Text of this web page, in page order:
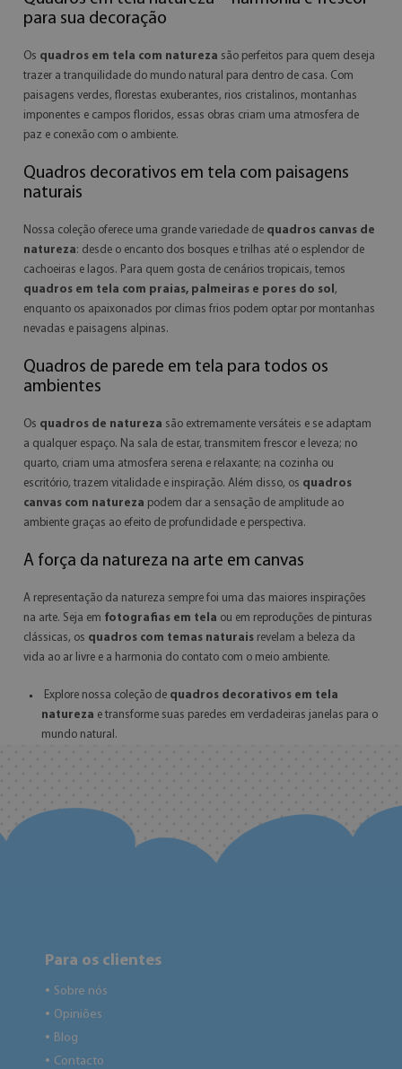
para sua decoração
Os quadros em tela com natureza são perfeitos para quem deseja
trazer a tranquilidade do mundo natural para dentro de casa. Com
paisagens verdes, florestas exuberantes, rios cristalinos, montanhas
imponentes e campos floridos, essas obras criam uma atmosfera de
paz e conexão com o ambiente.
Quadros decorativos em tela com paisagens
naturais
Nossa coleção oferece uma grande variedade de quadros canvas de
natureza: desde o encanto dos bosques e trilhas até o esplendor de
cachoeiras e lagos. Para quem gosta de cenários tropicais, temos
quadros em tela com praias, palmeiras e pores do sol ,
enquanto os apaixonados por climas frios podem optar por montanhas
nevadas e paisagens alpinas.
Quadros de parede em tela para todos os
ambientes
Os quadros de natureza são extremamente versáteis e se adaptam
a qualquer espaço. Na sala de estar, transmitem frescor e leveza; no
quarto, criam uma atmosfera serena e relaxante; na cozinha ou
escritório, trazem vitalidade e inspiração. Além disso, os quadros
canvas com natureza podem dar a sensação de amplitude ao
ambiente graças ao efeito de profundidade e perspectiva.
A força da natureza na arte em canvas
A representação da natureza sempre foi uma das maiores inspirações
na arte. Seja em fotografias em tela ou em reproduções de pinturas
clássicas, os quadros com temas naturais revelam a beleza da
vida ao ar livre e a harmonia do contato com o meio ambiente.
Explore nossa coleção de quadros decorativos em tela
natureza e transforme suas paredes em verdadeiras janelas para o
mundo natural.
Para os clientes
● Sobre nós
● Opiniões
● Blog
● Contacto